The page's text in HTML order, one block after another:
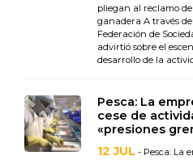
pliegan al reclamo
ganadera A través
Federación de
advirtió sobre el
desarrollo de la
Pesca: La
cese de
«presiones
12 JUL - Pesca: La